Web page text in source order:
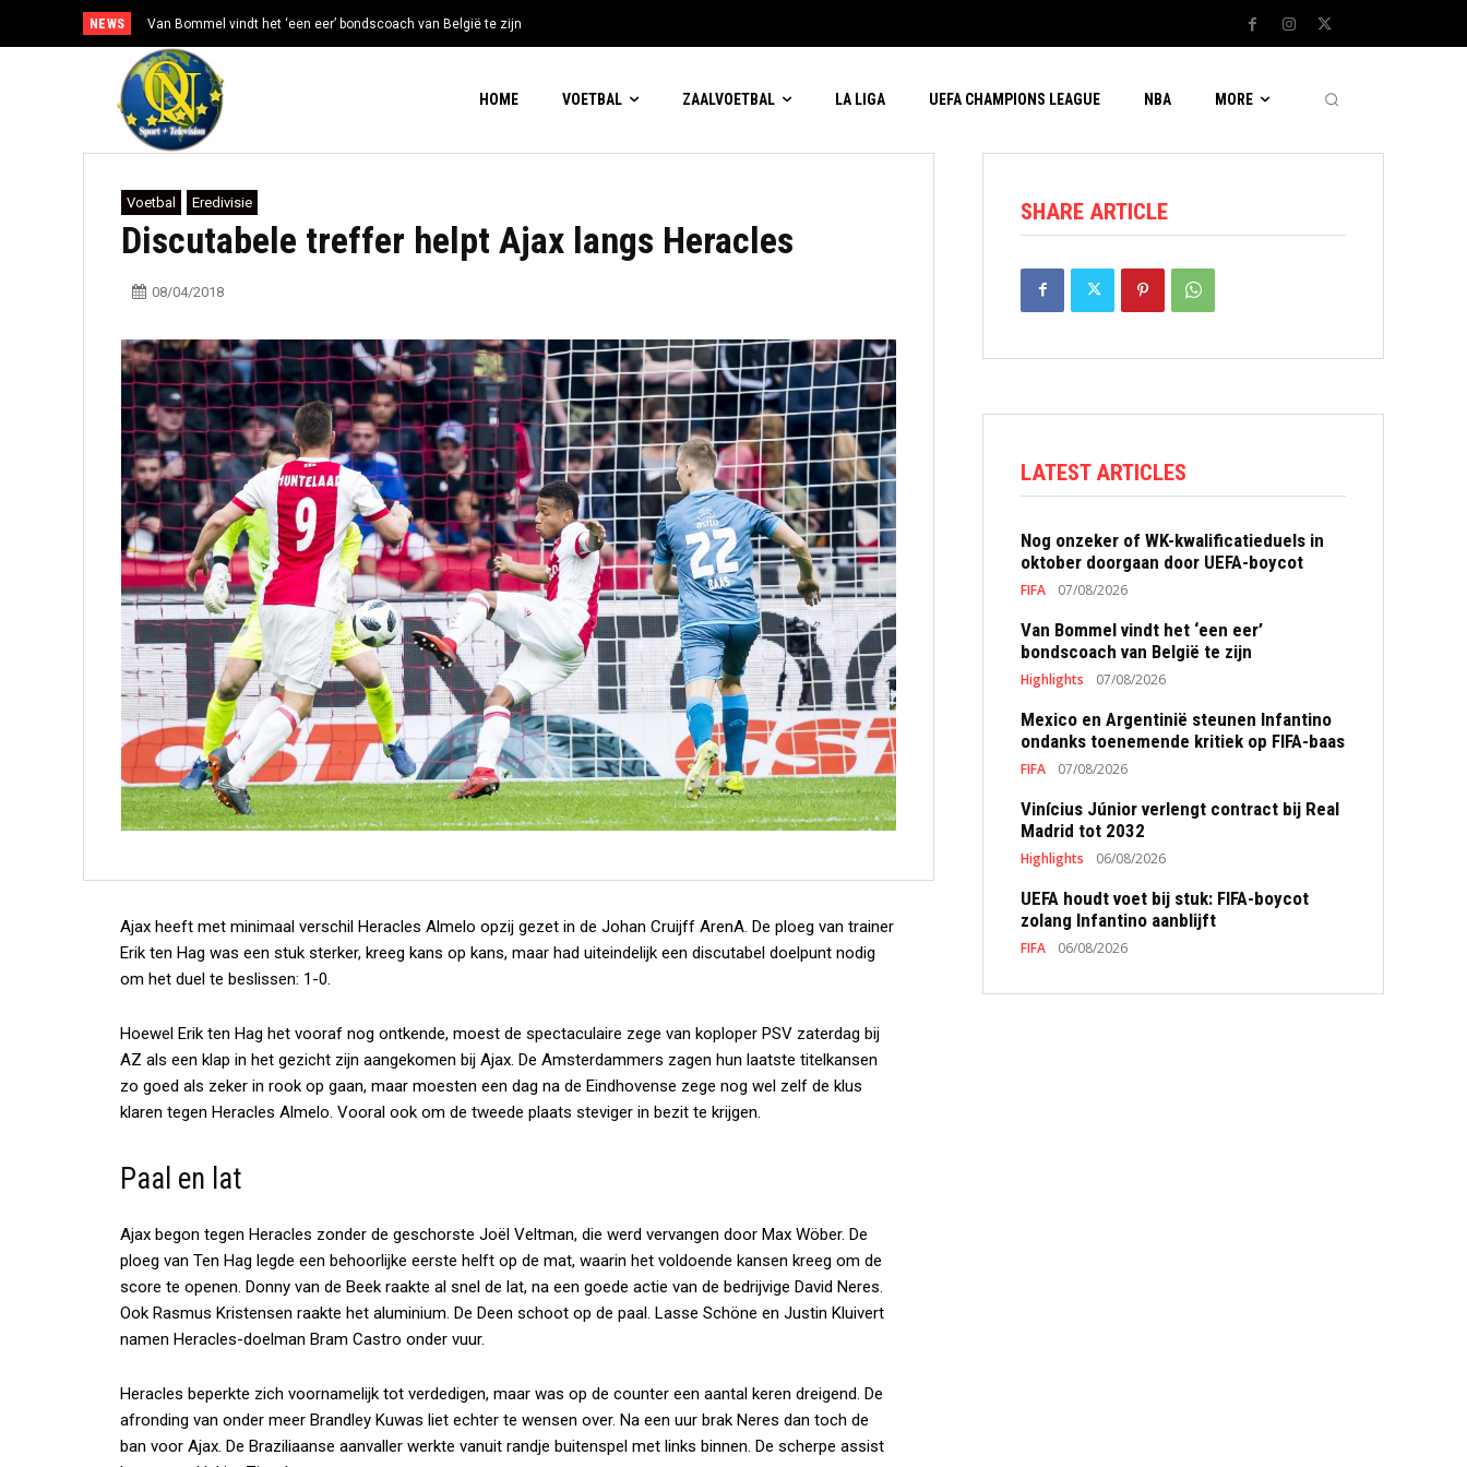
NEWS Van Bommel vindt het ‘een eer’ bondscoach van België te zijn
HOME VOETBAL ZAALVOETBAL LA LIGA UEFA CHAMPIONS LEAGUE NBA MORE
Voetbal Eredivisie
Discutabele treffer helpt Ajax langs Heracles
08/04/2018
Ajax heeft met minimaal verschil Heracles Almelo opzij gezet in de Johan Cruijff ArenA. De ploeg van trainer
Erik ten Hag was een stuk sterker, kreeg kans op kans, maar had uiteindelijk een discutabel doelpunt nodig
om het duel te beslissen: 1-0.
Hoewel Erik ten Hag het vooraf nog ontkende, moest de spectaculaire zege van koploper PSV zaterdag bij
AZ als een klap in het gezicht zijn aangekomen bij Ajax. De Amsterdammers zagen hun laatste titelkansen
zo goed als zeker in rook op gaan, maar moesten een dag na de Eindhovense zege nog wel zelf de klus
klaren tegen Heracles Almelo. Vooral ook om de tweede plaats steviger in bezit te krijgen.
Paal en lat
Ajax begon tegen Heracles zonder de geschorste Joël Veltman, die werd vervangen door Max Wöber. De
ploeg van Ten Hag legde een behoorlijke eerste helft op de mat, waarin het voldoende kansen kreeg om de
score te openen. Donny van de Beek raakte al snel de lat, na een goede actie van de bedrijvige David Neres.
Ook Rasmus Kristensen raakte het aluminium. De Deen schoot op de paal. Lasse Schöne en Justin Kluivert
namen Heracles-doelman Bram Castro onder vuur.
Heracles beperkte zich voornamelijk tot verdedigen, maar was op de counter een aantal keren dreigend. De
afronding van onder meer Brandley Kuwas liet echter te wensen over. Na een uur brak Neres dan toch de
ban voor Ajax. De Braziliaanse aanvaller werkte vanuit randje buitenspel met links binnen. De scherpe assist
SHARE ARTICLE
LATEST ARTICLES
Nog onzeker of WK-kwalificatieduels in
oktober doorgaan door UEFA-boycot
FIFA 07/08/2026
Van Bommel vindt het ‘een eer’
bondscoach van België te zijn
Highlights 07/08/2026
Mexico en Argentinië steunen Infantino
ondanks toenemende kritiek op FIFA-baas
FIFA 07/08/2026
Vinícius Júnior verlengt contract bij Real
Madrid tot 2032
Highlights 06/08/2026
UEFA houdt voet bij stuk: FIFA-boycot
zolang Infantino aanblijft
FIFA 06/08/2026